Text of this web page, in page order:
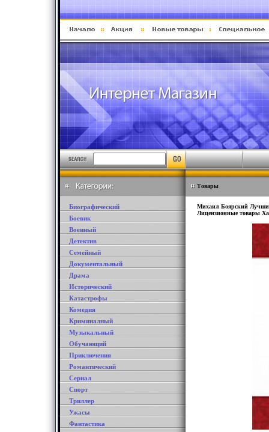
Биографический
Боевик
Военный
Детектив
Семейный
Документальный
Драма
Исторический
Катастрофы
Комедия
Криминалный
Музыкальный
Обучающий
Приключения
Романтический
Сериал
Спорт
Триллер
Ужасы
Фантастика
Товары
Михаил Боярский
Лицензионные товары